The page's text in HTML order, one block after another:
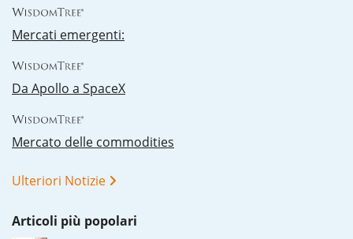
Mercati emergenti:
Da Apollo a SpaceX
Mercato delle commodities
Ulteriori Notizie
Articoli più popolari